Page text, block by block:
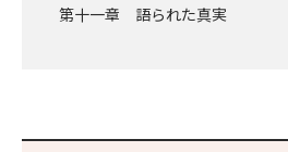
第十一章 語られた真実